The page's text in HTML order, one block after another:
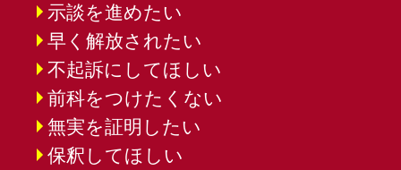
示談を進めたい
早く解放されたい
不起訴にしてほしい
前科をつけたくない
無実を証明したい
保釈してほしい